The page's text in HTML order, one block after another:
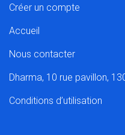
Créer un compte
Accueil
Nous contacter
Dharma, 10 rue pavillon,
Conditions d’utilisation